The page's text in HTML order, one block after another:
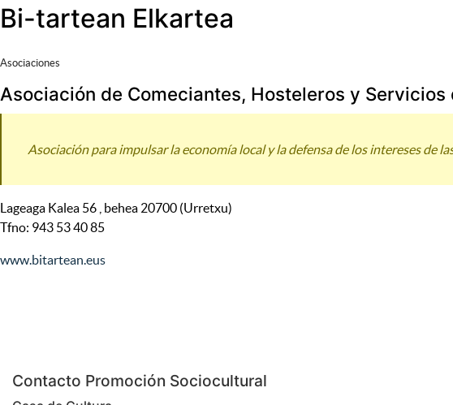
Bi-tartean Elkartea
Asociaciones
Asociación de Comeciantes, Hosteleros y
Asociación para impulsar la economía local y la defensa de los intereses de
Lageaga Kalea 56 , behea 20700 (Urretxu)
Tfno: 943 53 40 85
www.bitartean.eus
Contacto Promoción Sociocultural